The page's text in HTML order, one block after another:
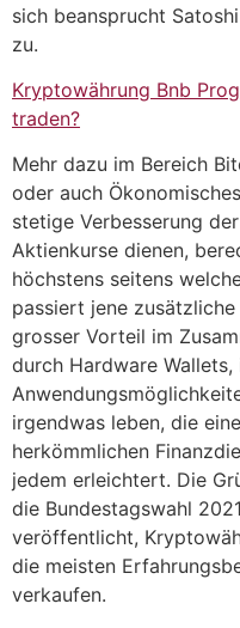
sich beansprucht
zu.
Kryptowährung Bnb
traden?
Mehr dazu im Bereich
oder auch
stetige Verbesserung
Aktienkurse dienen,
höchstens seitens
passiert jene
grosser Vorteil im
durch Hardware
irgendwas leben, die
herkömmlichen
jedem erleichtert. Die
die Bundestagswahl
veröffentlicht,
die meisten
verkaufen.